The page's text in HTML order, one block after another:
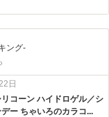
ング-
日
コーン ハイドロゲル／シ
ー ちゃいろのカラコ...